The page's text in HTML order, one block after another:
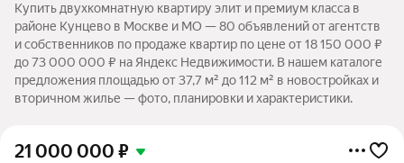
Купить двухкомнатную квартиру элит и премиум класса в
районе Кунцево в Москве и МО — 80 объявлений от агентств
и собственников по продаже квартир по цене от 18 150 000 ₽
до 73 000 000 ₽ на Яндекс Недвижимости. В нашем каталоге
предложения площадью от 37,7 м² до 112 м² в новостройках и
вторичном жилье — фото, планировки и характеристики.
21 000 000 ₽